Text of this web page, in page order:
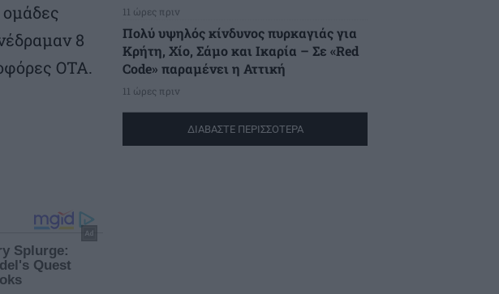
8
ΟΤΑ.
11 ώρες πριν
Πολύ υψηλός κίνδυνος πυρκαγιάς για
Κρήτη, Χίο, Σάμο και Ικαρία – Σε «Red
Code» παραμένει η Αττική
11 ώρες πριν
ΔΙΑΒΑΣΤΕ ΠΕΡΙΣΣΟΤΕΡΑ